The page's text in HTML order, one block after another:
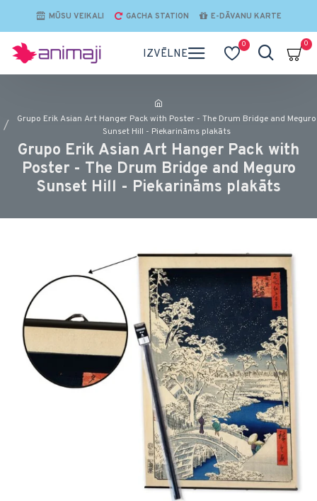
MŪSU VEIKALI GACHA STATION E-DĀVANU KARTE
0 0
Grupo Erik Asian Art Hanger Pack with Poster - The Drum Bridge and Meguro
Sunset Hill - Piekarināms plakāts
Grupo Erik Asian Art Hanger Pack with
Poster - The Drum Bridge and Meguro
Sunset Hill - Piekarināms plakāts